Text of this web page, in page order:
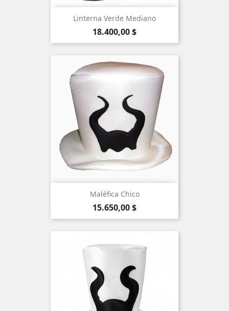
Linterna Verde Mediano
Precio
18.400,00 $
Maléfica Chico
Precio
15.650,00 $